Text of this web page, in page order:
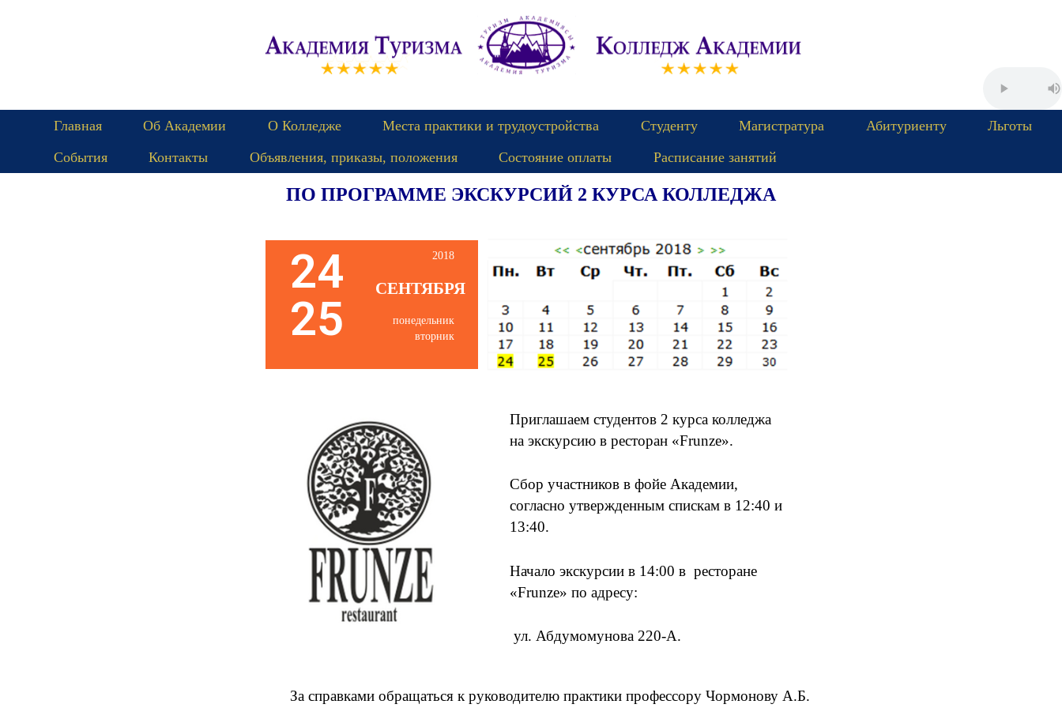
Главная Об Академии О Колледже Места практики и трудоустройства Студенту Магистратура Абитуриенту
Льготы
События
Контакты Объявления, приказы, положения Состояние оплаты Расписание занятий
ПО ПРОГРАММЕ ЭКСКУРСИЙ 2 КУРСА КОЛЛЕДЖА
24
25
2018
СЕНТЯБРЯ
понедельник
вторник
Приглашаем студентов 2 курса колледжа
на экскурсию в ресторан «Frunze».
Сбор участников в фойе Академии,
согласно утвержденным спискам в 12:40 и
13:40.
Начало экскурсии в 14:00 в ресторане
«Frunze» по адресу:
ул. Абдумомунова 220-А.
За справками обращаться к руководителю практики профессору Чормонову А.Б.